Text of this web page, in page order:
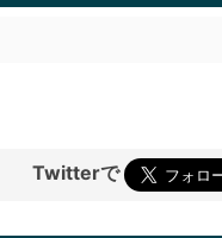
Twitterで